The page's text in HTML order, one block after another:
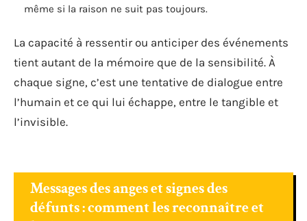
même si la raison ne suit pas toujours.
La capacité à ressentir ou anticiper des événements
tient autant de la mémoire que de la sensibilité. À
chaque signe, c’est une tentative de dialogue entre
l’humain et ce qui lui échappe, entre le tangible et
l’invisible.
Messages des anges et signes des
défunts : comment les reconnaître et